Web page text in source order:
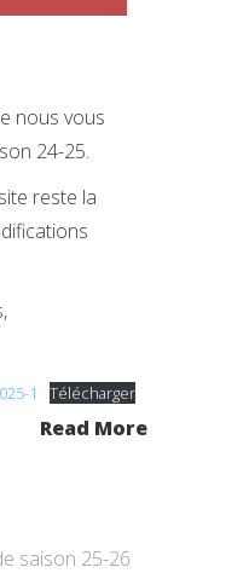
nous vous
24-25.
reste la
1 Télécharger
Read More
saison 25-26